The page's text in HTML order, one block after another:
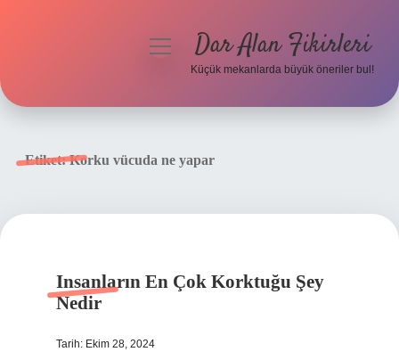
menüyüDar Alan Fikirleri
Küçük mekanlarda büyük öneriler bul!
Etiket:Korku vücuda ne yapar
Insanların En Çok Korktuğu Şey
Nedir
Tarih: Ekim 28, 2024